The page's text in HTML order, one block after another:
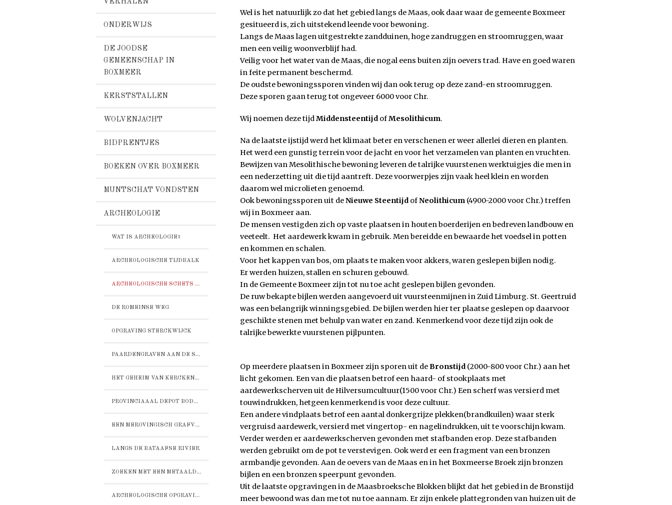
VERHALEN
ONDERWIJS
DE JOODSE
GEMEENSCHAP IN
BOXMEER
KERSTSTALLEN
WOLVENJACHT
BIDPRENTJES
BOEKEN OVER BOXMEER
MUNTSCHAT VONDSTEN
ARCHEOLOGIE
WAT IS ARCHEOLOGIE?
ARCHEOLOGISCHE TIJDBALK
ARCHEOLOGISCHE SCHETS VAN BOXMEER
DE ROMEINSE WEG
OPGRAVING STERCKWIJCK
PAARDENGRAVEN AAN DE STEENSTRAAT
HET GEHEIM VAN KERCKENZIGHT
PROVINCIAAAL DEPOT BODEMVONDSTEN DE BOSCH
EEN MEROVINGISCH GRAFVELD OP HET ZAND
LANGS DE BATAAFSE RIVIER
ZOEKEN MET EEN METAALDETECTOR
ARCHEOLOGISCHE OPGRAVING DOOR NEPOMUK
Wel is het natuurlijk zo dat het gebied langs de Maas, ook daar waar de gemeente Boxmeer
gesitueerd is, zich uitstekend leende voor bewoning.
Langs de Maas lagen uitgestrekte zandduinen, hoge zandruggen en stroomruggen, waar
men een veilig woonverblijf had.
Veilig voor het water van de Maas, die nogal eens buiten zijn oevers trad. Have en goed waren
in feite permanent beschermd.
De oudste bewoningssporen vinden wij dan ook terug op deze zand-en stroomruggen.
Deze sporen gaan terug tot ongeveer 6000 voor Chr.
Wij noemen deze tijdMiddensteentijd ofMesolithicum.
Na de laatste ijstijd werd het klimaat beter en verschenen er weer allerlei dieren en planten.
Het werd een gunstig terrein voor de jacht en voor het verzamelen van planten en vruchten.
Bewijzen van Mesolithische bewoning leveren de talrijke vuurstenen werktuigjes die men in
een nederzetting uit die tijd aantreft. Deze voorwerpjes zijn vaak heel klein en worden
daarom wel microlieten genoemd.
Ook bewoningssporen uit deNieuwe Steentijd ofNeolithicum (4900-2000 voor Chr.) treffen
wij in Boxmeer aan.
De mensen vestigden zich op vaste plaatsen in houten boerderijen en bedreven landbouw en
veeteelt. Het aardewerk kwam in gebruik. Men bereidde en bewaarde het voedsel in potten
en kommen en schalen.
Voor het kappen van bos, om plaats te maken voor akkers, waren geslepen bijlen nodig.
Er werden huizen, stallen en schuren gebouwd.
In de Gemeente Boxmeer zijn tot nu toe acht geslepen bijlen gevonden.
De ruw bekapte bijlen werden aangevoerd uit vuursteenmijnen in Zuid Limburg. St. Geertruid
was een belangrijk winningsgebied. De bijlen werden hier ter plaatse geslepen op daarvoor
geschikte stenen met behulp van water en zand. Kenmerkend voor deze tijd zijn ook de
talrijke bewerkte vuurstenen pijlpunten.
Op meerdere plaatsen in Boxmeer zijn sporen uit deBronstijd (2000-800 voor Chr.) aan het
licht gekomen. Een van die plaatsen betrof een haard- of stookplaats met
aardewerkscherven uit de Hilversumcultuur(1500 voor Chr.) Een scherf was versierd met
touwindrukken, hetgeen kenmerkend is voor deze cultuur.
Een andere vindplaats betrof een aantal donkergrijze plekken(brandkuilen) waar sterk
vergruisd aardewerk, versierd met vingertop- en nagelindrukken, uit te voorschijn kwam.
Verder werden er aardewerkscherven gevonden met stafbanden erop. Deze stafbanden
werden gebruikt om de pot te verstevigen. Ook werd er een fragment van een bronzen
armbandje gevonden. Aan de oevers van de Maas en in het Boxmeerse Broek zijn bronzen
bijlen en een bronzen speerpunt gevonden.
Uit de laatste opgravingen in de Maasbroeksche Blokken blijkt dat het gebied in de Bronstijd
meer bewoond was dan me tot nu toe aannam. Er zijn enkele plattegronden van huizen uit de